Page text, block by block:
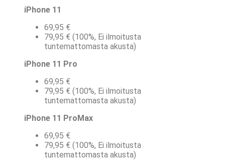
iPhone 11
69,95 €
79,95 € (100%, Ei ilmoitusta
tuntemattomasta akusta)
iPhone 11 Pro
69,95 €
79,95 € (100%, Ei ilmoitusta
tuntemattomasta akusta)
iPhone 11 ProMax
69,95 €
79,95 € (100%, Ei ilmoitusta
tuntemattomasta akusta)